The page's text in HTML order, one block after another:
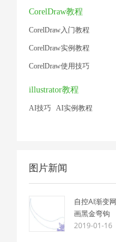
CorelDraw教程
CorelDraw入门教程
CorelDraw实例教程
CorelDraw使用技巧
illustrator教程
AI技巧 AI实例教程
图片新闻
自控AI渐变
画黑金弯钩
2019-01-16